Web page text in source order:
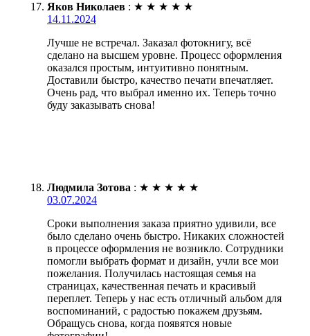
Яков Николаев : ★ ★ ★ ★ ★
14.11.2024
Лучше не встречал. Заказал фотокнигу, всё
сделано на высшем уровне. Процесс оформления
оказался простым, интуитивно понятным.
Доставили быстро, качество печати впечатляет.
Очень рад, что выбрал именно их. Теперь точно
буду заказывать снова!
Людмила Зотова : ★ ★ ★ ★ ★
03.07.2024
Сроки выполнения заказа приятно удивили, все
было сделано очень быстро. Никаких сложностей
в процессе оформления не возникло. Сотрудники
помогли выбрать формат и дизайн, учли все мои
пожелания. Получилась настоящая семья на
страницах, качественная печать и красивый
переплет. Теперь у нас есть отличный альбом для
воспоминаний, с радостью покажем друзьям.
Обращусь снова, когда появятся новые